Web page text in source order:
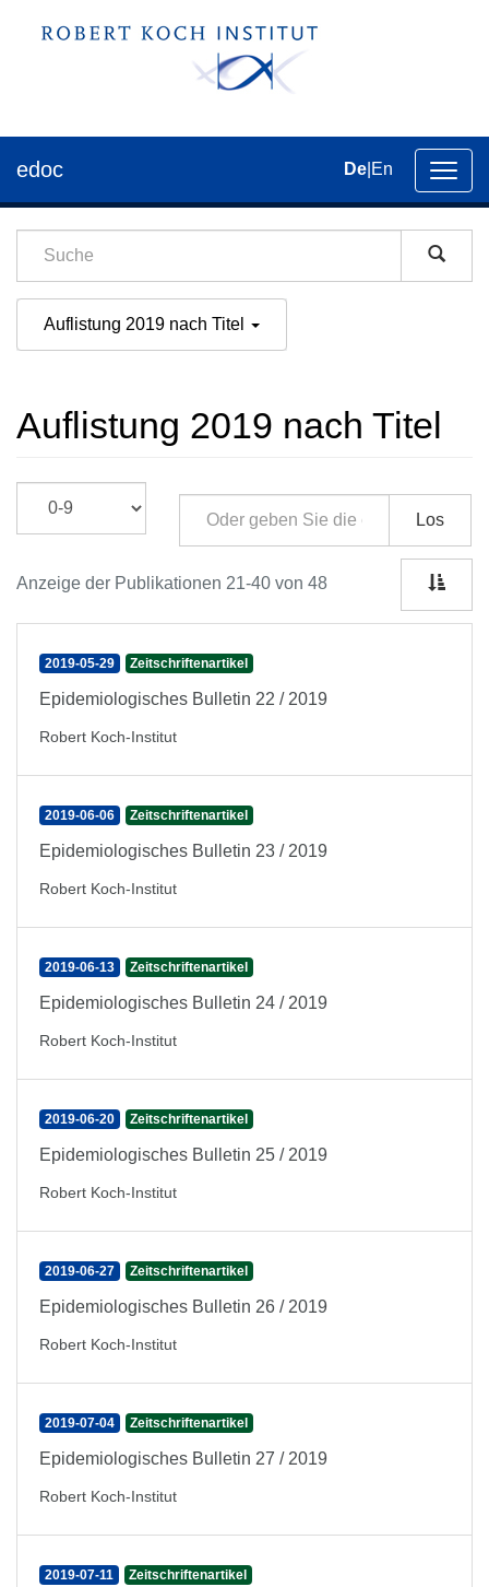
der
edoc De En
Auflistung 2019 nach Titel
Auflistung 2019 nach Titel
Los
Anzeige der Publikationen 21-40 von 48
2019-05-29 Zeitschriftenartikel
Epidemiologisches Bulletin 22 / 2019
Robert Koch-Institut
2019-06-06 Zeitschriftenartikel
Epidemiologisches Bulletin 23 / 2019
Robert Koch-Institut
2019-06-13 Zeitschriftenartikel
Epidemiologisches Bulletin 24 / 2019
Robert Koch-Institut
2019-06-20 Zeitschriftenartikel
Epidemiologisches Bulletin 25 / 2019
Robert Koch-Institut
2019-06-27 Zeitschriftenartikel
Epidemiologisches Bulletin 26 / 2019
Robert Koch-Institut
2019-07-04 Zeitschriftenartikel
Epidemiologisches Bulletin 27 / 2019
Robert Koch-Institut
2019-07-11 Zeitschriftenartikel